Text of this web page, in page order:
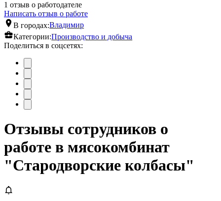
1 отзыв о работодателе
Написать отзыв о работе
В городах:Владимир
Категории:Производство и добыча
Поделиться в соцсетях:
Отзывы сотрудников о
работе в мясокомбинат
"Стародворские колбасы"